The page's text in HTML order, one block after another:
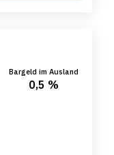
Bargeld im Ausland
0,5 %